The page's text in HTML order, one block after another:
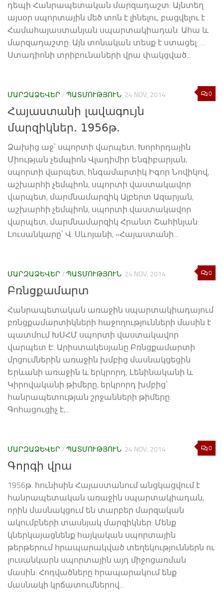
դեպի Հանրապետական մարզադաշտ: Այնտեղ
այսօր սպորտային մեծ տոն է լինելու, բացվելու է
Համահայաստանյան սպարտակիադան: Ահա և
մարզադաշտը: Այն տոնական տեսք է ստացել: …
Ստադիոնի տրիբունաների վրա փակցված...
0
ՄԱՐԶԱՁԵՎԵՐ / ՊԱՏՄՈՒԹՅՈՒՆ 24 NOV, 2014
Հայաստանի լավագույն
մարզիկներ. 1956թ.
Ձախից աջ՝ սպորտի վարպետ, Խորհրդային
Միության չեմպիոն Վլադիմիր Ենգիբարյան,
սպորտի վարպետ, հնգամարտիկ Իգոր Նովիկով,
աշխարհի չեմպիոն, սպորտի վաստակավոր
վարպետ, մարմնամարզիկ Ալբերտ Ազարյան,
աշխարհի չեմպիոն, սպորտի վաստակավոր
վարպետ, մարմնամարզիկ Հրանտ Շահինյան:
Լուսանկարը՝ Վ. Սևոյանի, «Հայաստանի...
0
ՄԱՐԶԱՁԵՎԵՐ / ՊԱՏՄՈՒԹՅՈՒՆ 24 NOV, 2014
Բռնցքամարտ
Հանրապետական առաջին սպարտակիադայում
բռնցքամարտիկների հաջողությունների մասին է
պատմում ԽՍՀՄ սպորտի վաստակավոր
վարպետ Է. Արիստակեսյանը Բռնցքամարտի
մրցումներին առաջին խմբից մասնակցեցին
Երևանի առաջին և երկրորդ, Լենինականի և
Կիրովականի թիմերը, երկրորդ խմբից՝
հանրապետության շրջանների թիմերը:
Գոհացուցիչ է,...
0
ՄԱՐԶԱՁԵՎԵՐ / ՊԱՏՄՈՒԹՅՈՒՆ 24 NOV, 2014
Գորգի վրա
1956թ. հունիսին Հայաստանում անցկացվում է
հանրապետական առաջին սպարտակիադան,
որին մասնակցում են տարբեր մարզական
ակումբների տասնյակ մարզիկներ: Մենք
կներկայացնենք հայկական սպորտային
թերթերում հրապարակված տեղեկություններն ու
լուսանկարն սպորտային այդ միջոցառման
մասին: Հոդվածները հրապարակում ենք
մասնակի կրճատումներով...